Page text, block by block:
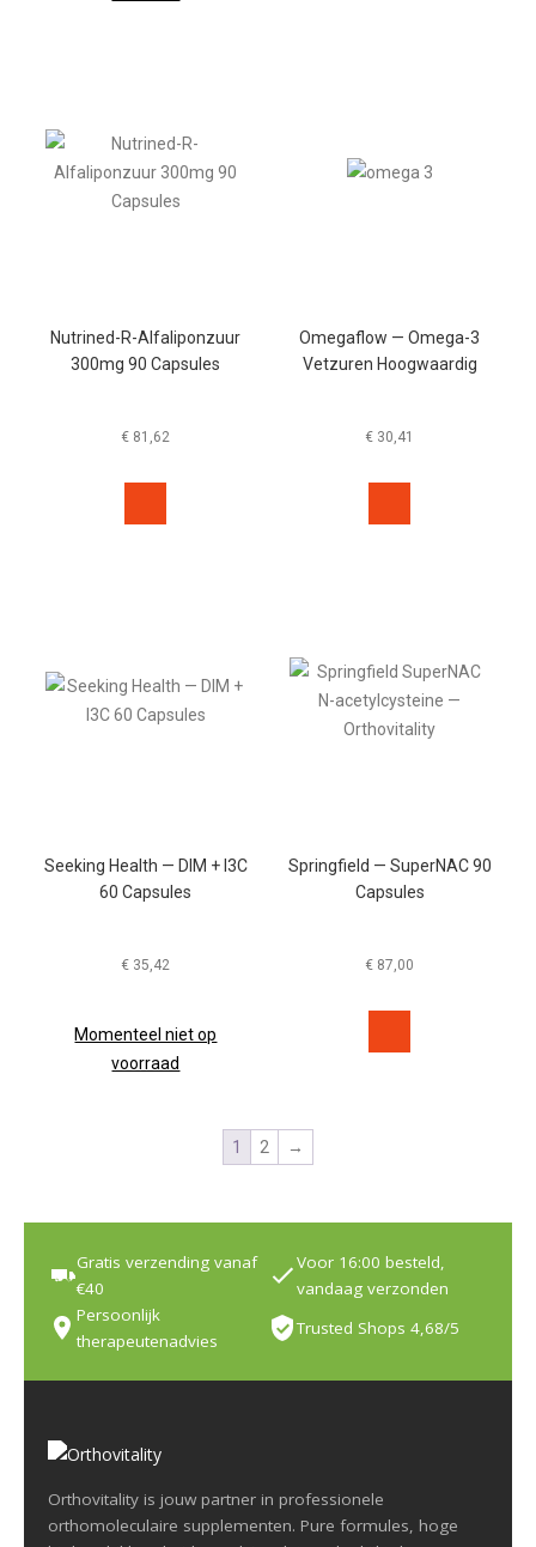
Nutrined-R-Alfaliponzuur
300mg 90 Capsules
€ 81,62
Omegaflow — Omega-3
Vetzuren Hoogwaardig
€ 30,41
Seeking Health — DIM + I3C
60 Capsules
€ 35,42
Momenteel niet op
voorraad
Springfield — SuperNAC 90
Capsules
€ 87,00
1 2 →
Gratis verzending vanaf
€40
Voor 16:00 besteld,
vandaag verzonden
Persoonlijk
therapeutenadvies
Trusted Shops 4,68/5
Orthovitality is jouw partner in professionele
orthomoleculaire supplementen. Pure formules, hoge